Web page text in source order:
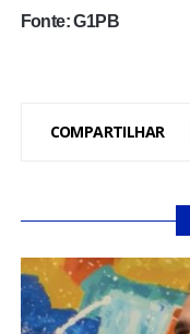
Fonte: G1PB
COMPARTILHAR